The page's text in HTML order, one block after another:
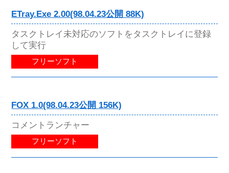
ETray.Exe 2.00(98.04.23公開 88K)
タスクトレイ未対応のソフトをタスクトレイに登録
して実行
フリーソフト
FOX 1.0(98.04.23公開 156K)
コメントランチャー
フリーソフト